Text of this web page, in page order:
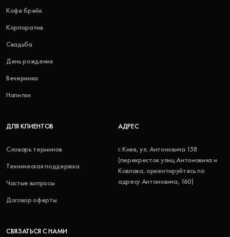
Кофе брейк
Корпоратив
Свадьба
День рождения
Вечеринка
Напитки
ДЛЯ КЛИЕНТОВ
Словарь терминов
Техническая поддержка
Частые вопросы
Договор оферты
АДРЕС
г. Киев, ул. Антоновича 158
(перекресток улиц Антоновича и
Ковпака, ориентируйтесь по
адресу Антоновича, 160)
СВЯЗАТЬСЯ С НАМИ